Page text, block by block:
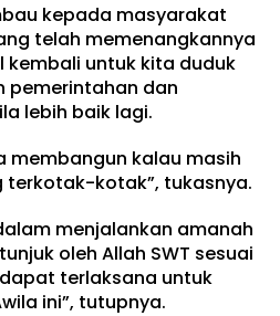
kepada masyarakat
telah memenangkannya
kembali untuk kita duduk
pemerintahan dan
lebih baik lagi.
membangun kalau masih
kotak”, tukasnya.
menjalankan amanah
oleh Allah SWT sesuai
terlaksana untuk
ini”, tutupnya.